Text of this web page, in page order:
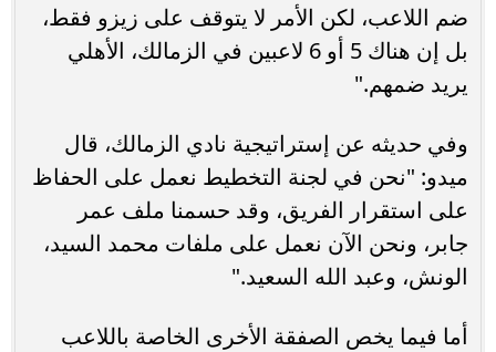
ضم اللاعب، لكن الأمر لا يتوقف على زيزو فقط،
بل إن هناك 5 أو 6 لاعبين في الزمالك، الأهلي
يريد ضمهم."
وفي حديثه عن إستراتيجية نادي الزمالك، قال
ميدو: "نحن في لجنة التخطيط نعمل على الحفاظ
على استقرار الفريق، وقد حسمنا ملف عمر
جابر، ونحن الآن نعمل على ملفات محمد السيد،
الونش، وعبد الله السعيد."
أما فيما يخص الصفقة الأخرى الخاصة باللاعب